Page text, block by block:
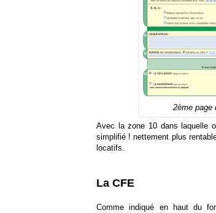
2ème page
Avec la zone 10 dans laquelle
simplifié ! nettement plus
locatifs.
La CFE
Comme indiqué en haut du